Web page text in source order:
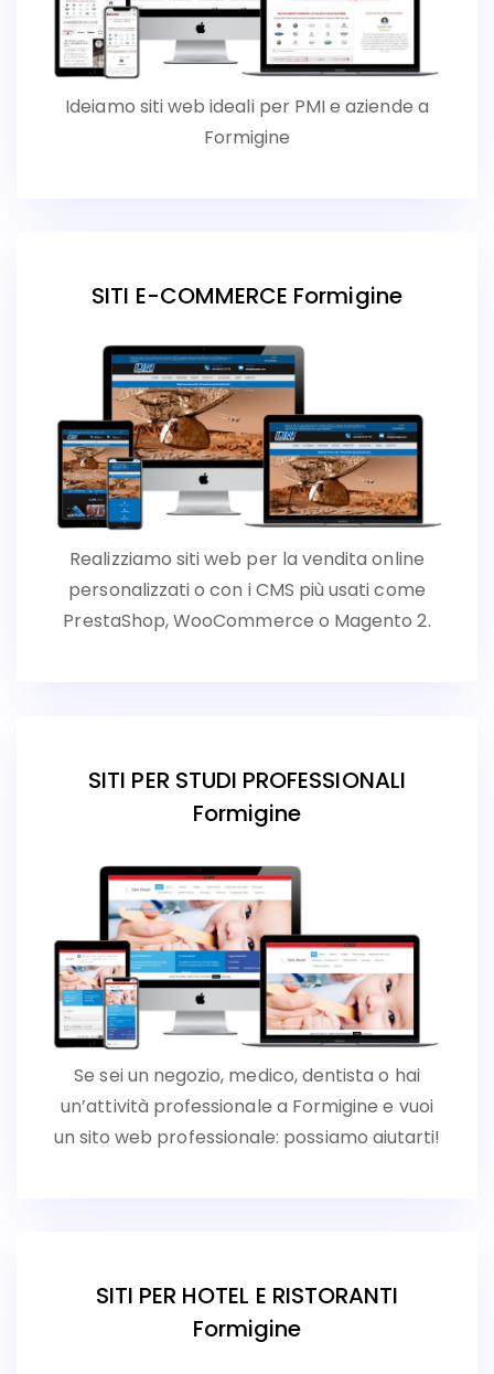
Ideiamo siti web ideali per PMI e aziende a
Formigine
SITI E-COMMERCE Formigine
Realizziamo siti web per la vendita online
personalizzati o con i CMS più usati come
PrestaShop, WooCommerce o Magento 2.
SITI PER STUDI PROFESSIONALI
Formigine
Se sei un negozio, medico, dentista o hai
un’attività professionale a Formigine e vuoi
un sito web professionale: possiamo aiutarti!
SITI PER HOTEL E RISTORANTI
Formigine